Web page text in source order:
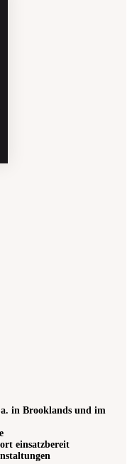
in Brooklands und im
einsatzbereit